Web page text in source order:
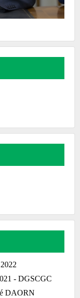
- DGSCGC
DAORN